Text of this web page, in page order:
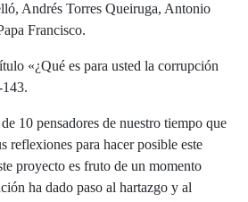
Andrés Torres Queiruga, Antonio
Francisco.
«¿Qué es para usted la corrupción
10 pensadores de nuestro tiempo que
reflexiones para hacer posible este
proyecto es fruto de un momento
ha dado paso al hartazgo y al